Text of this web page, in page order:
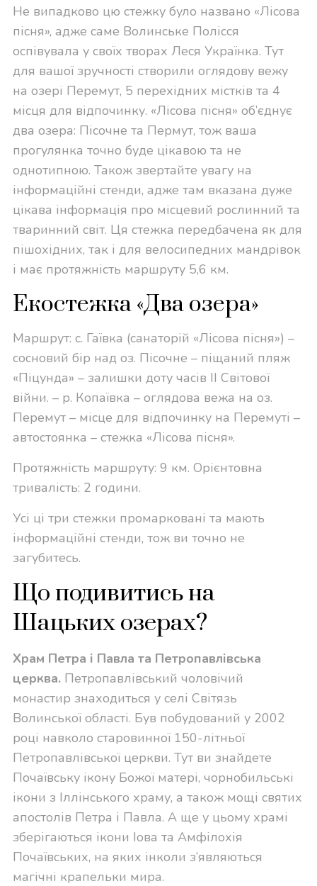
Не випадково цю стежку було названо «Лісова
пісня», адже саме Волинське Полісся
оспівувала у своїх творах Леся Українка. Тут
для вашої зручності створили оглядову вежу
на озері Перемут, 5 перехідних містків та 4
місця для відпочинку. «Лісова пісня» об’єднує
два озера: Пісочне та Пермут, тож ваша
прогулянка точно буде цікавою та не
однотипною. Також звертайте увагу на
інформаційні стенди, адже там вказана дуже
цікава інформація про місцевий рослинний та
тваринний світ. Ця стежка передбачена як для
пішохідних, так і для велосипедних мандрівок
і має протяжність маршруту 5,6 км.
Екостежка «Два озера»
Маршрут: с. Гаївка (санаторій «Лісова пісня») –
сосновий бір над оз. Пісочне – піщаний пляж
«Піцунда» – залишки доту часів ІІ Світової
війни. – р. Копаївка – оглядова вежа на оз.
Перемут – місце для відпочинку на Перемуті –
автостоянка – стежка «Лісова пісня».
Протяжність маршруту: 9 км. Орієнтовна
тривалість: 2 години.
Усі ці три стежки промарковані та мають
інформаційні стенди, тож ви точно не
загубитесь.
Що подивитись на
Шацьких озерах?
Храм Петра і Павла та Петропавлівська
церква. Петропавлівський чоловічий
монастир знаходиться у селі Світязь
Волинської області. Був побудований у 2002
році навколо старовинної 150-літньої
Петропавлівської церкви. Тут ви знайдете
Почаївську ікону Божої матері, чорнобильські
ікони з Іллінського храму, а також мощі святих
апостолів Петра і Павла. А ще у цьому храмі
зберігаються ікони Іова та Амфілохія
Почаївських, на яких інколи з’являються
магічні крапельки мира.